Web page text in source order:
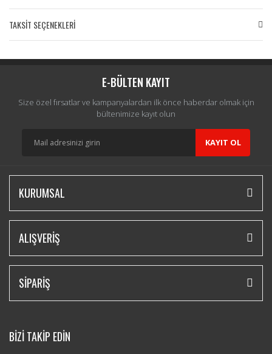
Yorum Yaz
TAKSİT SEÇENEKLERİ
E-BÜLTEN KAYIT
Size özel fırsatlar ve kampanyalardan ilk önce haberdar olmak için
bültenimize kayıt olun
KAYIT OL
KURUMSAL
ALIŞVERİŞ
SİPARİŞ
BİZİ TAKİP EDİN